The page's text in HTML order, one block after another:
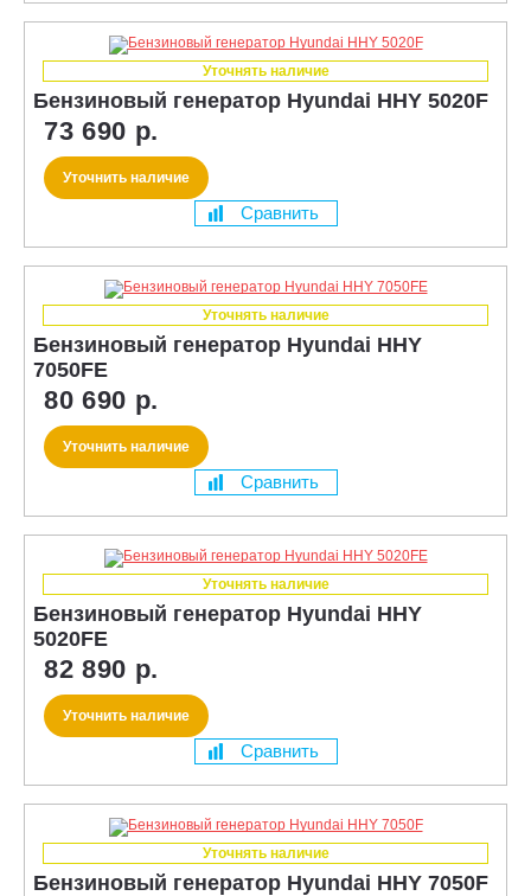
Уточнять наличие
Бензиновый генератор Hyundai HHY 5020F
73 690 р.
Уточнить наличие
Сравнить
Уточнять наличие
Бензиновый генератор Hyundai HHY
7050FE
80 690 р.
Уточнить наличие
Сравнить
Уточнять наличие
Бензиновый генератор Hyundai HHY
5020FE
82 890 р.
Уточнить наличие
Сравнить
Уточнять наличие
Бензиновый генератор Hyundai HHY 7050F